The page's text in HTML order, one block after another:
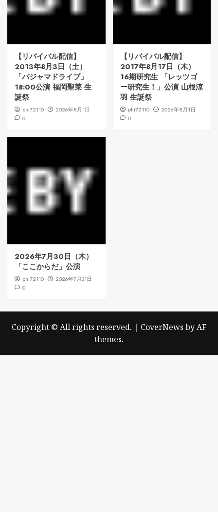
【リバイバル配信】
2013年8月3日（土）
「パジャマドライブ」
18:00公演 福岡聖菜 生
誕祭
phi72110
2026年8月1日
0
【リバイバル配信】
2017年8月17日（木）
16期研究生 「レッツゴ
ー研究生！」公演 山根涼
羽 生誕祭
phi72110
2026年8月1日
0
2026年7月30日（木）
「ここからだ」公演
phi72110
2026年7月31日
0
Copyright © All rights reserved. | CoverNews by AF
themes.